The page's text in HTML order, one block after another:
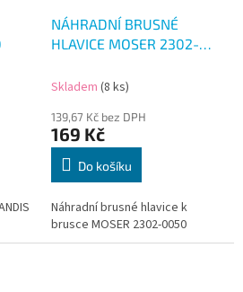
NÁHRADNÍ BRUSNÉ
HLAVICE MOSER 2302-
Skladem (8 ks)
139,67 Kč bez DPH
169 Kč
Do košíku
Náhradní brusné hlavice k
brusce MOSER 2302-0050